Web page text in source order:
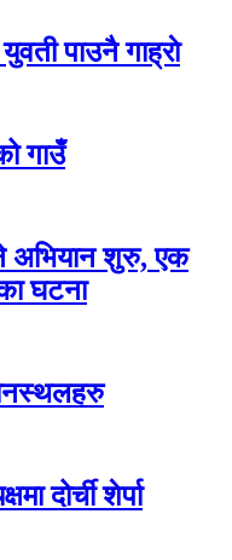
पाउनै गाह्राे
गाउँ
अभियान शुरु, एक
घटना
दोर्ची शेर्पा